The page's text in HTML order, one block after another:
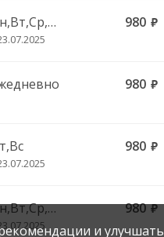
Пн,Вт,Ср,Чт,Сб 980 руб.
980 руб.
980 руб.
Пн,Вт,Ср,Чт,Сб 980 руб.
и улучшать